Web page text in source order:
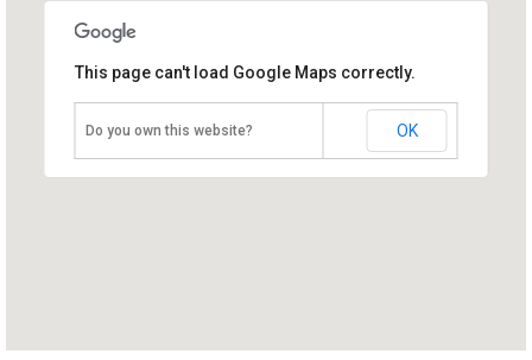
Польша, Гданьск
This page can't load Google Maps correctly.
Do you own this website? OK